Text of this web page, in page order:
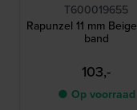
T600019655
Rapunzel 11 mm Beige leren
band
103,-
● Op voorraad